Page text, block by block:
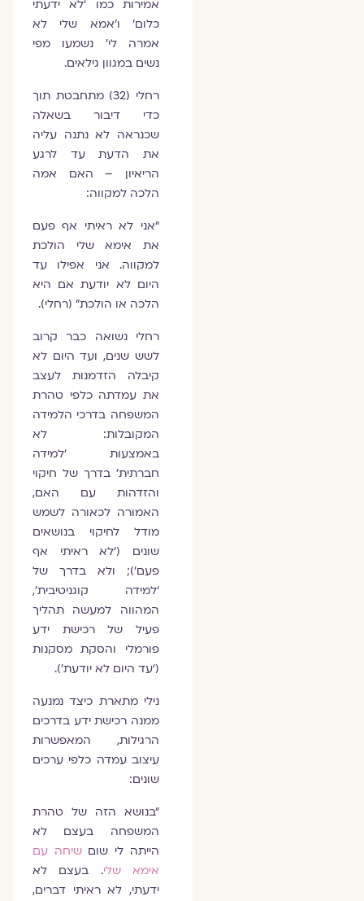
אמירות כמו ‘לא ידעתי
כלום’ ו’אמא שלי לא
אמרה לי’ נשמעו מפי
נשים במגוון גילאים.
רחלי (32) מתחבטת תוך
כדי דיבור בשאלה
שכנראה לא נתנה עליה
את הדעת עד לרגע
הריאיון – האם אמה
הלכה למקווה:
“אני לא ראיתי אף פעם
את אימא שלי הולכת
למקווה. אני אפילו עד
היום לא יודעת אם היא
הלכה או הולכת” (רחלי).
רחלי נשואה כבר קרוב
לשש שנים, ועד היום לא
קיבלה הזדמנות לעצב
את עמדתה כלפי טהרת
המשפחה בדרכי הלמידה
המקובלות: לא
באמצעות ‘למידה
חברתית’ בדרך של חיקוי
והזדהות עם האם,
האמורה לכאורה לשמש
מודל לחיקוי בנושאים
שונים (‘לא ראיתי אף
פעם’); ולא בדרך של
‘למידה קוגניטיבית’,
המהווה למעשה תהליך
פעיל של רכישת ידע
פורמלי והסקת מסקנות
(‘עד היום לא יודעת’).
נילי מתארת כיצד נמנעה
ממנה רכישת ידע בדרכים
הרגילות, המאפשרות
עיצוב עמדה כלפי ערכים
שונים:
“בנושא הזה של טהרת
המשפחה בעצם לא
הייתה לי שוםשיחה עם
אימא שלי. בעצם לא
ידעתי, לא ראיתי דברים,